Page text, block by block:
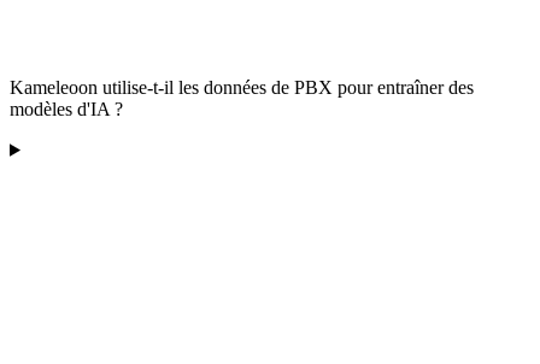
Kameleoon utilise-t-il les données de PBX pour entraîner des
modèles d'IA ?